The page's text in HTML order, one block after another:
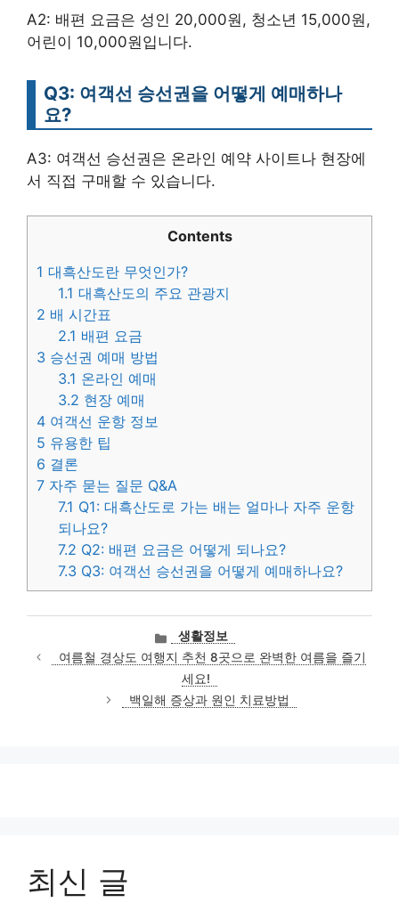
A2: 배편 요금은 성인 20,000원, 청소년 15,000원,
어린이 10,000원입니다.
Q3: 여객선 승선권을 어떻게 예매하나
요?
A3: 여객선 승선권은 온라인 예약 사이트나 현장에
서 직접 구매할 수 있습니다.
Contents
1 대흑산도란 무엇인가?
1.1 대흑산도의 주요 관광지
2 배 시간표
2.1 배편 요금
3 승선권 예매 방법
3.1 온라인 예매
3.2 현장 예매
4 여객선 운항 정보
5 유용한 팁
6 결론
7 자주 묻는 질문 Q&A
7.1 Q1: 대흑산도로 가는 배는 얼마나 자주 운항
되나요?
7.2 Q2: 배편 요금은 어떻게 되나요?
7.3 Q3: 여객선 승선권을 어떻게 예매하나요?
카
테
고
리
생활정보
여름철 경상도 여행지 추천 8곳으로 완벽한 여름을 즐기
세요!
백일해 증상과 원인 치료방법
최신 글